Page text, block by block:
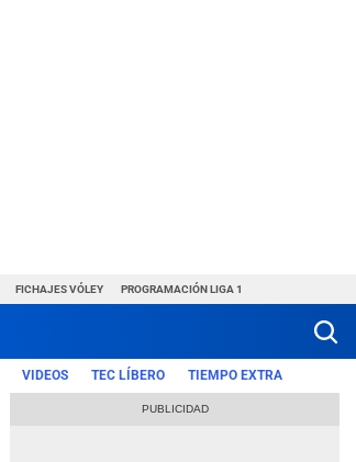
FICHAJES VÓLEY PROGRAMACIÓN LIGA 1
VIDEOS TEC LÍBERO TIEMPO EXTRA